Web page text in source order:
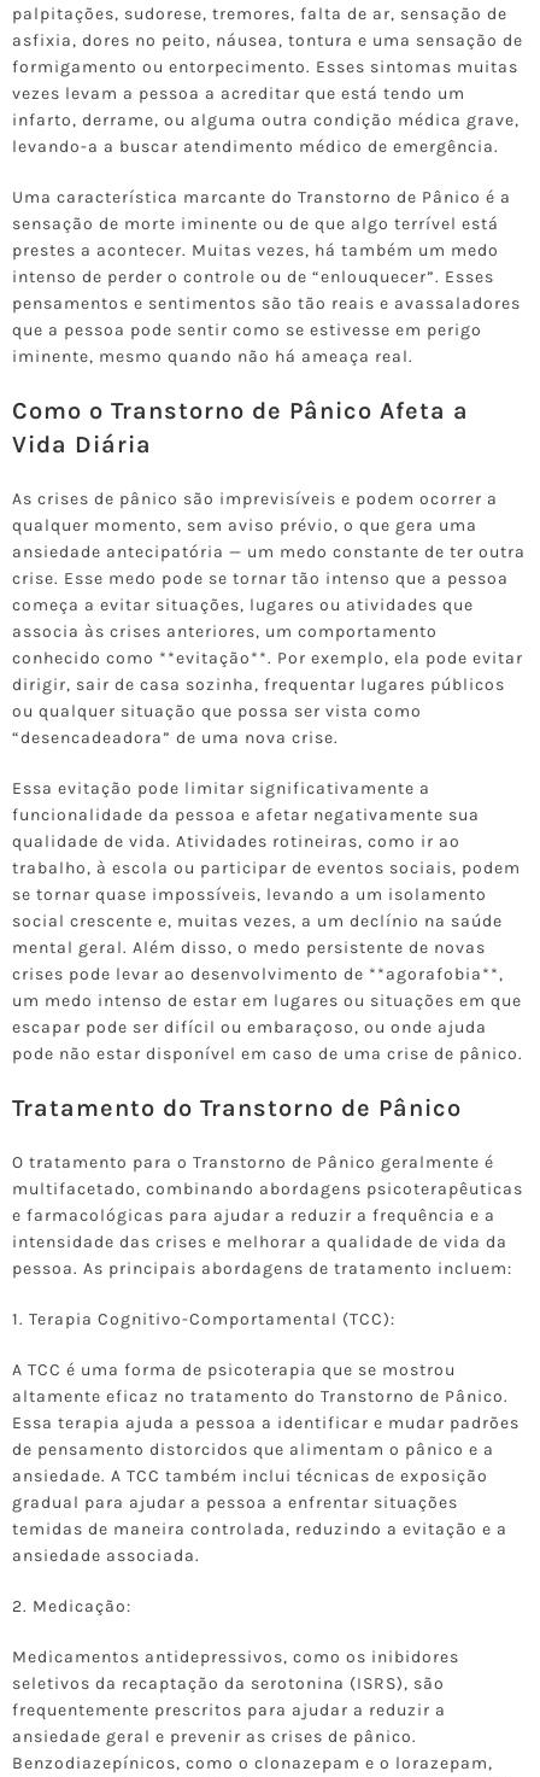
palpitações, sudorese, tremores, falta de ar, sensação de
asfixia, dores no peito, náusea, tontura e uma sensação de
formigamento ou entorpecimento. Esses sintomas muitas
vezes levam a pessoa a acreditar que está tendo um
infarto, derrame, ou alguma outra condição médica grave,
levando-a a buscar atendimento médico de emergência.
Uma característica marcante do Transtorno de Pânico é a
sensação de morte iminente ou de que algo terrível está
prestes a acontecer. Muitas vezes, há também um medo
intenso de perder o controle ou de “enlouquecer”. Esses
pensamentos e sentimentos são tão reais e avassaladores
que a pessoa pode sentir como se estivesse em perigo
iminente, mesmo quando não há ameaça real.
Como o Transtorno de Pânico Afeta a
Vida Diária
As crises de pânico são imprevisíveis e podem ocorrer a
qualquer momento, sem aviso prévio, o que gera uma
ansiedade antecipatória — um medo constante de ter outra
crise. Esse medo pode se tornar tão intenso que a pessoa
começa a evitar situações, lugares ou atividades que
associa às crises anteriores, um comportamento
conhecido como **evitação**. Por exemplo, ela pode evitar
dirigir, sair de casa sozinha, frequentar lugares públicos
ou qualquer situação que possa ser vista como
“desencadeadora” de uma nova crise.
Essa evitação pode limitar significativamente a
funcionalidade da pessoa e afetar negativamente sua
qualidade de vida. Atividades rotineiras, como ir ao
trabalho, à escola ou participar de eventos sociais, podem
se tornar quase impossíveis, levando a um isolamento
social crescente e, muitas vezes, a um declínio na saúde
mental geral. Além disso, o medo persistente de novas
crises pode levar ao desenvolvimento de **agorafobia**,
um medo intenso de estar em lugares ou situações em que
escapar pode ser difícil ou embaraçoso, ou onde ajuda
pode não estar disponível em caso de uma crise de pânico.
Tratamento do Transtorno de Pânico
O tratamento para o Transtorno de Pânico geralmente é
multifacetado, combinando abordagens psicoterapêuticas
e farmacológicas para ajudar a reduzir a frequência e a
intensidade das crises e melhorar a qualidade de vida da
pessoa. As principais abordagens de tratamento incluem:
1. Terapia Cognitivo-Comportamental (TCC):
A TCC é uma forma de psicoterapia que se mostrou
altamente eficaz no tratamento do Transtorno de Pânico.
Essa terapia ajuda a pessoa a identificar e mudar padrões
de pensamento distorcidos que alimentam o pânico e a
ansiedade. A TCC também inclui técnicas de exposição
gradual para ajudar a pessoa a enfrentar situações
temidas de maneira controlada, reduzindo a evitação e a
ansiedade associada.
2. Medicação:
Medicamentos antidepressivos, como os inibidores
seletivos da recaptação da serotonina (ISRS), são
frequentemente prescritos para ajudar a reduzir a
ansiedade geral e prevenir as crises de pânico.
Benzodiazepínicos, como o clonazepam e o lorazepam,